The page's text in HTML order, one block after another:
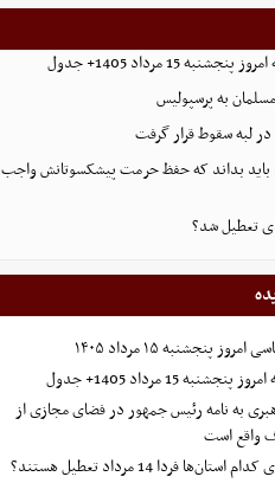
15 مرداد 1405+ جدول
به پرسپولیس
در لبه سقوط قرار گرفت
باید بداند که حفظ حرمت پیشکسوتانش واجب
تعطیل شد؟
پنجشنبه ۱۵ مرداد ۱۴۰۵
15 مرداد 1405+ جدول
به نامه رئیس جمهور در فضای مجازی از
واقع است
فردا 14 مرداد تعطیل هستند؟